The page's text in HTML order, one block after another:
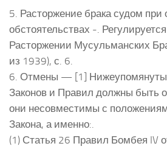
5. Расторжение брака судом при
обстоятельствах -.
Расторжении Мусульманских
из 1939), с. 6.
6. Отмены — [1]
Законов и Правил должны быть
они несовместимы с
Закона, а именно:.
(1) Статья 26 Правил Бомбея IV